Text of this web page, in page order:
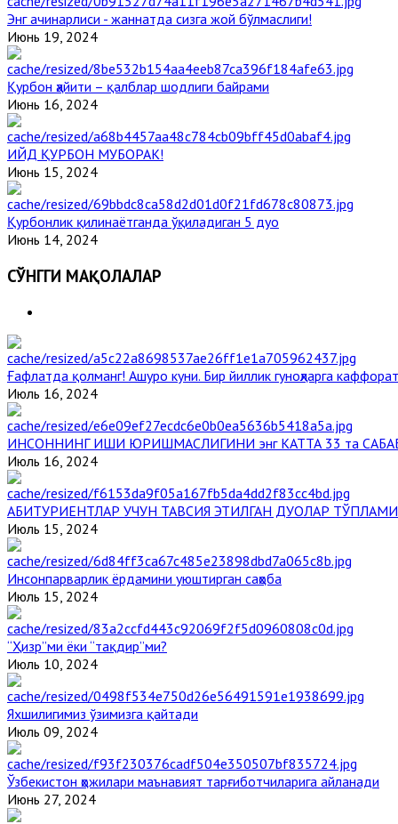
Энг ачинарлиси - жаннатда сизга жой бўлмаслиги!
Июнь 19, 2024
Қурбон ҳайити – қалблар шодлиги байрами
Июнь 16, 2024
ИЙД ҚУРБОН МУБОРАК!
Июнь 15, 2024
Қурбонлик қилинаётганда ўқиладиган 5 дуо
Июнь 14, 2024
СЎНГГИ МАҚОЛАЛАР
Ғафлатда қолманг! Ашуро куни. Бир йиллик гуноҳларга
Июль 16, 2024
ИНСОННИНГ ИШИ ЮРИШМАСЛИГИНИ энг КАТТА 33 та
Июль 16, 2024
АБИТУРИЕНТЛАР УЧУН ТАВСИЯ ЭТИЛГАН ДУОЛАР ТЎПЛАМИ
Июль 15, 2024
Инсонпарварлик ёрдамини уюштирган саҳоба
Июль 15, 2024
“Ҳизр”ми ёки “тақдир”ми?
Июль 10, 2024
Яхшилигимиз ўзимизга қайтади
Июль 09, 2024
Ўзбекистон ҳожилари маънавият тарғиботчиларига айланади
Июнь 27, 2024